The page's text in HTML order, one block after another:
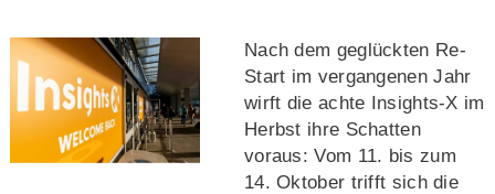
Nach dem geglückten Re-
Start im vergangenen Jahr
wirft die achte Insights-X im
Herbst ihre Schatten
voraus: Vom 11. bis zum
14. Oktober trifft sich die